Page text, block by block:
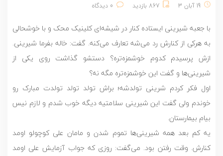
19 آبان 3 867 بازدید 0 دیدگاه
با جعبه شیرینی ایستاده کنار در شیشه‌ای کلینیک محک و با خوشحالی
به هرکی از کنارش رد می‌شه تعارف می‌کنه. گفت: خاله بفرما شیرینی.
ازش پرسیدم کدوم خوشمزه‌تره؟ دستشو گذاشت روی یکی از
شیرینی‌ها و گفت این خوشمزه‌تره مگه نه؟
اول فکر کردم شرینی تولدشه؛ براش تولد تولد تولدت مبارک رو
خوندم ولی گفت این شیرینی سلامتیه دیگه خوب شدم و لازم نیس
بیام بیمارستان.
یه کم بعد همه شیرینی‌ها تموم شدن و مامان علی کوچولو اومد
کنارش. وقت رفتن بود. می‌گفت: روزی که جواب آزمایش علی اومد